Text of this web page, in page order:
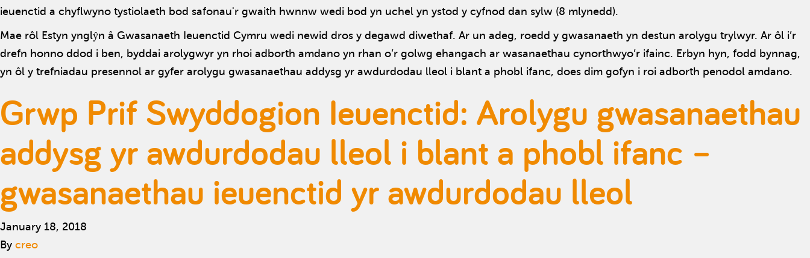
ieuenctid a chyflwyno tystiolaeth bod safonau'r gwaith hwnnw wedi bod yn uchel yn ystod y cyfnod dan sylw (8 mlynedd).
Mae rôl Estyn ynglŷn â Gwasanaeth Ieuenctid Cymru wedi newid dros y degawd diwethaf. Ar un adeg, roedd y gwasanaeth yn destun arolygu trylwyr. Ar ôl i’r
drefn honno ddod i ben, byddai arolygwyr yn rhoi adborth amdano yn rhan o’r golwg ehangach ar wasanaethau cynorthwyo’r ifainc. Erbyn hyn, fodd bynnag,
yn ôl y trefniadau presennol ar gyfer arolygu gwasanaethau addysg yr awdurdodau lleol i blant a phobl ifanc, does dim gofyn i roi adborth penodol amdano.
Grwp Prif Swyddogion Ieuenctid: Arolygu gwasanaethau
addysg yr awdurdodau lleol i blant a phobl ifanc –
gwasanaethau ieuenctid yr awdurdodau lleol
January 18, 2018
By creo